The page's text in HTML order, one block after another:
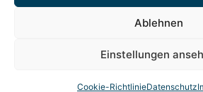
Ablehnen
Einstellungen
Cookie-RichtlinieDatenschutz
LinkedIn